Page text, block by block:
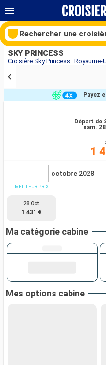
SKY PRINCESS
Départ de
sam.
1
Payez
octobre 2028
MEILLEUR PRIX
28 Oct.
1 431 €
Ma catégorie cabine
Mes options cabine
Rechercher une
Nos destinations